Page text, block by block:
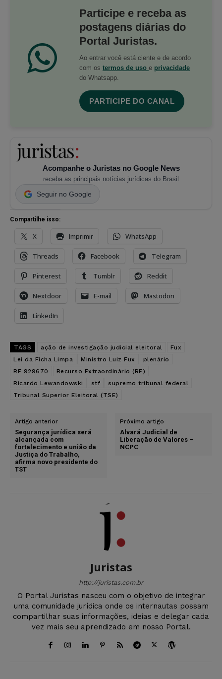
Participe e receba as
postagens diárias do
Portal Juristas.
Ao entrar você está ciente e de acordo
com os termos de uso e privacidade
do Whatsapp.
PARTICIPE DO CANAL
Acompanhe o Juristas no Google News
receba as principais notícias jurídicas do Brasil
Seguir no Google
Compartilhe isso:
X Imprimir WhatsApp
Threads Facebook Telegram
Pinterest Tumblr Reddit
Nextdoor E-mail Mastodon
LinkedIn
TAGS ação de investigação judicial eleitoral
Fux
Lei da Ficha Limpa
Ministro Luiz Fux
plenário
RE 929670
Recurso Extraordinário (RE)
Ricardo Lewandowski
stf
supremo tribunal federal
Tribunal Superior Eleitoral (TSE)
Artigo anterior
Segurança jurídica será
alcançada com
fortalecimento e união da
Justiça do Trabalho,
afirma novo presidente do
TST
Próximo artigo
Alvará Judicial de
Liberação de Valores –
NCPC
Juristas
http://juristas.com.br
O Portal Juristas nasceu com o objetivo de integrar
uma comunidade jurídica onde os internautas possam
compartilhar suas informações, ideias e delegar cada
vez mais seu aprendizado em nosso Portal.